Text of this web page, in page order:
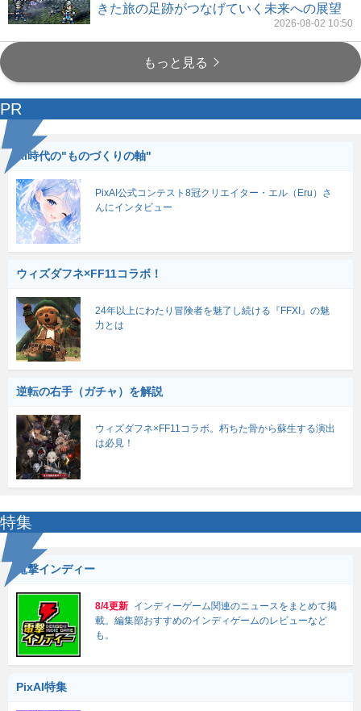
きた旅の足跡がつなげていく未来への展望
2026-08-02 10:50
もっと見る
PR
AI時代の"ものづくりの軸"
PixAI公式コンテスト8冠クリエイター・エル（Eru）さ
んにインタビュー
ウィズダフネ×FF11コラボ！
24年以上にわたり冒険者を魅了し続ける『FFXI』の魅
力とは
逆転の右手（ガチャ）を解説
ウィズダフネ×FF11コラボ。朽ちた骨から蘇生する演出
は必見！
特集
電撃インディー
8/4更新 インディーゲーム関連のニュースをまとめて掲
載。編集部おすすめのインディゲームのレビューなど
も。
PixAI特集